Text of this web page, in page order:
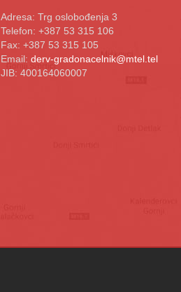
Adresa: Trg oslobođenja 3
Telefon: +387 53 315 106
Fax: +387 53 315 105
Email: derv-gradonacelnik@mtel.tel
JIB: 400164060007